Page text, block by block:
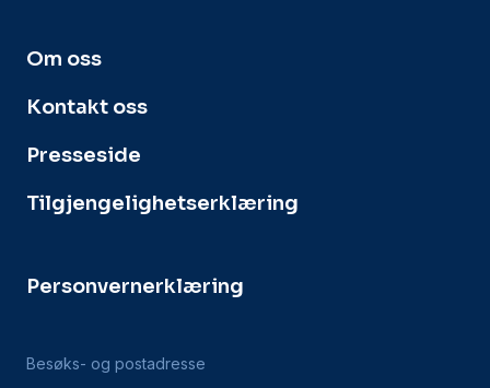
Om oss
Kontakt oss
Presseside
Tilgjengelighetserklæring
Personvernerklæring
Besøks- og postadresse